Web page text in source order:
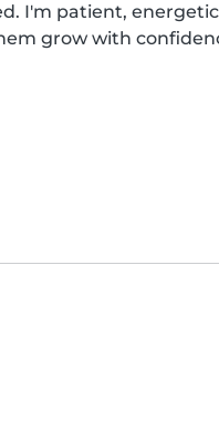
I'm patient,
grow with